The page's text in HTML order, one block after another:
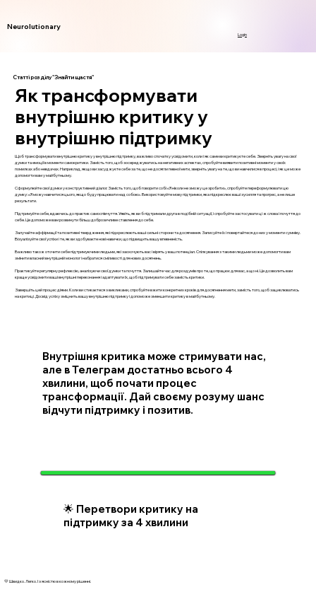
Neurolutionary
Login
Статті розділу "Знайти щастя"
Як трансформувати
внутрішню критику у
внутрішню підтримку
Щоб трансформувати внутрішню критику у внутрішню підтримку, важливо спочатку усвідомити, коли і як саме ви критикуєте себе. Зверніть увагу на свої
думки та емоції в моменти самокритики. Замість того, щоб зосереджуватись на негативних аспектах, спробуйте виявити позитивні моменти у своїх
помилках або невдачах. Наприклад, якщо ви засуджуєте себе за те, що не досягли певної мети, зверніть увагу на те, що ви навчилися в процесі, і як це може
допомогти вам у майбутньому.
Сформулюйте свої думки у конструктивний діалог. Замість того, щоб говорити собі «Я ніколи не зможу це зробити», спробуйте переформулювати цю
думку: «Я можу навчитися цього, якщо буду працювати над собою». Використовуйте мову підтримки, яка підкреслює ваші зусилля та прогрес, а не лише
результати.
Підтримуйте себе, вдаючись до практик самоспівчуття. Уявіть, як ви б підтримали друга в подібній ситуації, і спробуйте застосувати ці ж слова і почуття до
себе. Це допоможе вам розвинути більш доброзичливе ставлення до себе.
Залучайте аффірмації та позитивні твердження, які підкреслюють ваші сильні сторони та досягнення. Записуйте їх і повертайтеся до них у моменти сумніву.
Візуалізуйте свої успіхи і те, як ви здобуваєте нові навички, що підвищить вашу впевненість.
Важливо також оточити себе підтримуючими людьми, які заохочують вас і вірять у ваш потенціал. Спілкування з такими людьми може допомогти вам
змінити власний внутрішній монолог і набратися сміливості для нових досягнень.
Практикуйте регулярну рефлексію, аналізуючи свої думки та почуття. Залишайте час для роздумів про те, що працює для вас, а що ні. Це дозволить вам
краще усвідомити ваші внутрішні переконання і адаптувати їх, щоб підтримувати себе замість критики.
Завершіть цей процес діями. Коли ви стикаєтеся з викликами, спробуйте вжити конкретних кроків для досягнення мети, замість того, щоб зациклюватись
на критиці. Досвід успіху зміцнить вашу внутрішню підтримку і допоможе зменшити критику в майбутньому.
Внутрішня критика може стримувати нас,
але в Телеграм достатньо всього 4
хвилини, щоб почати процес
трансформації. Дай своєму розуму шанс
відчути підтримку і позитив.
🌟 Перетвори критику на
підтримку за 4 хвилини
💛 Швидко. Легко. І з ясністю в кожному рішенні.